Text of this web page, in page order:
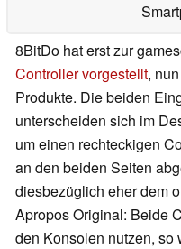
8BitDo hat erst zur
Controller vorgestellt,
Produkte. Die beiden
unterscheiden sich im
um einen rechteckigen
an den beiden Seiten
diesbezüglich eher dem
Apropos Original: Beide
den Konsolen nutzen, so